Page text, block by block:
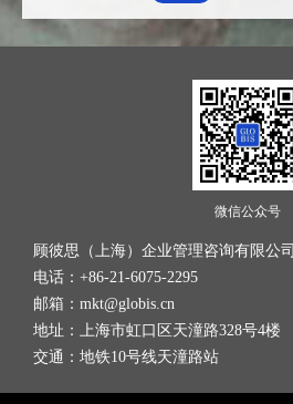
微信公众号
顾彼思（上海）企业管理咨询有限公司
电话：+86-21-6075-2295
邮箱：mkt@globis.cn
地址：上海市虹口区天潼路328号4楼
交通：地铁10号线天潼路站